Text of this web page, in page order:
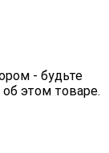
- будьте
этом товаре.